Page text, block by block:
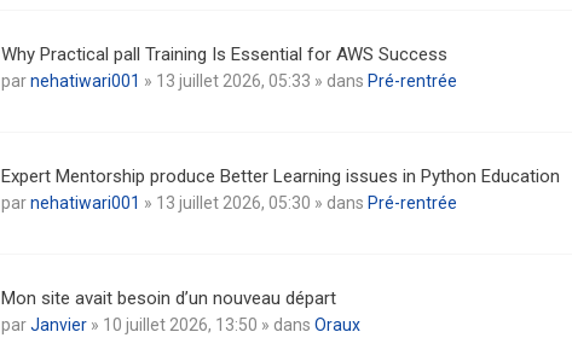
Why Practical pall Training Is Essential for AWS Success
parnehatiwari001 » 13 juillet 2026, 05:33 » dans Pré-rentrée
Expert Mentorship produce Better Learning issues in Python Education
parnehatiwari001 » 13 juillet 2026, 05:30 » dans Pré-rentrée
Mon site avait besoin d’un nouveau départ
parJanvier » 10 juillet 2026, 13:50 » dans Oraux